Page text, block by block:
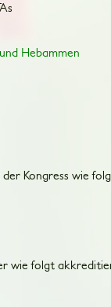
Hebammen
Kongress wie
wie folgt